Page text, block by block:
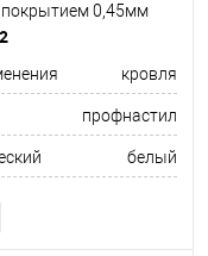
0,45мм
кровля
профнастил
белый